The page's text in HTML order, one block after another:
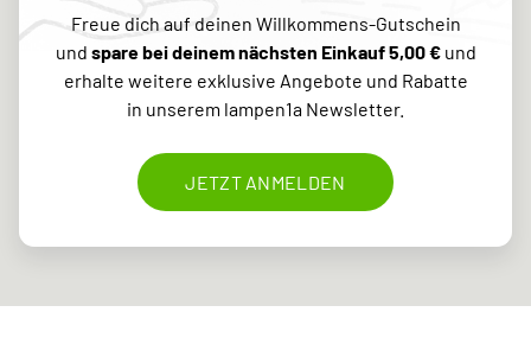
Freue dich auf deinen Willkommens-Gutschein
und spare bei deinem nächsten Einkauf 5,00 €und
erhalte weitere exklusive Angebote und Rabatte
in unserem lampen1a Newsletter.
JETZT ANMELDEN